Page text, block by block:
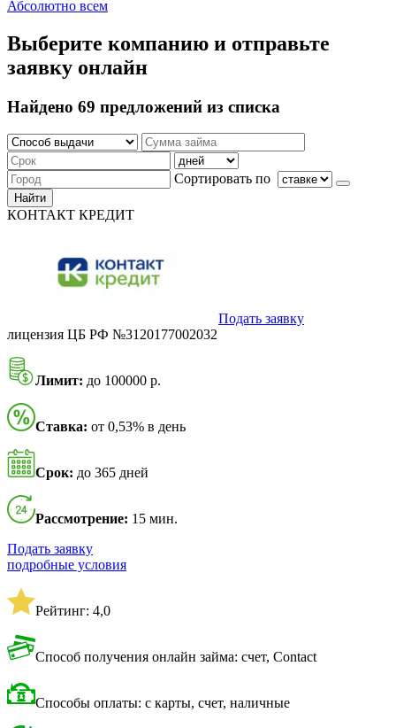
Абсолютно всем
Выберите компанию и отправьте
заявку онлайн
Найдено 69 предложений из списка
Сортировать по
Найти
КОНТАКТ КРЕДИТ
Подать заявку
лицензия ЦБ РФ №3120177002032
Лимит: до 100000 р.
Ставка: от 0,53% в день
Срок: до 365 дней
Рассмотрение: 15 мин.
Подать заявку
подробные условия
Рейтинг: 4,0
Способ получения онлайн займа: счет, Contact
Способы оплаты: с карты, счет, наличные